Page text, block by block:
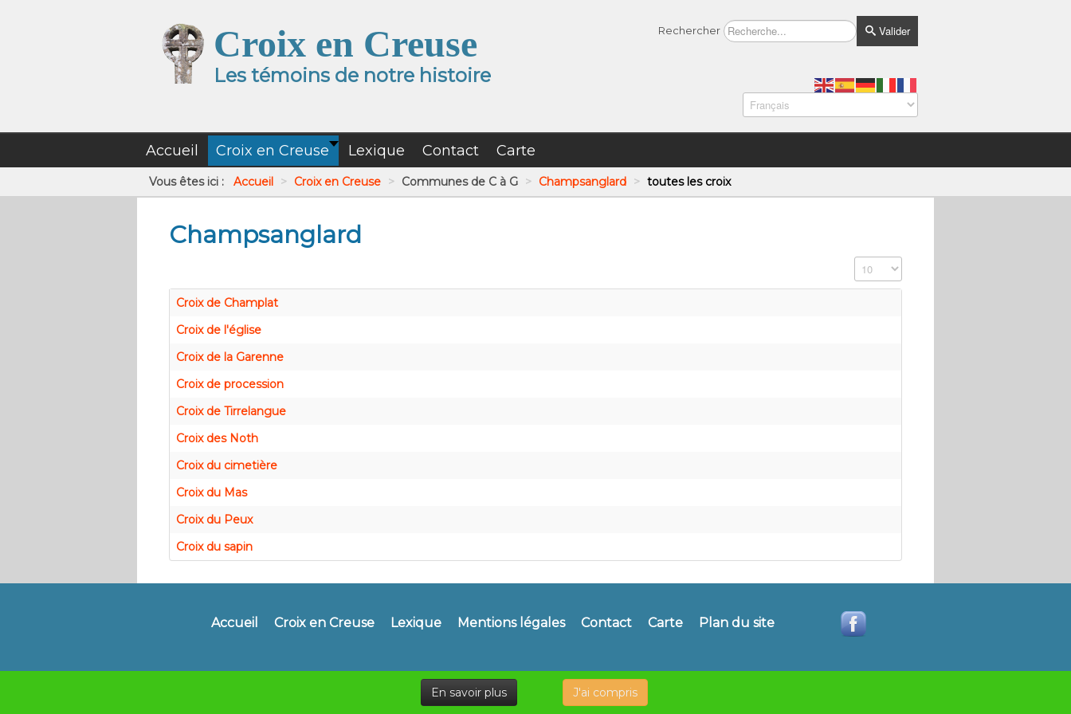
Croix en Creuse
Les témoins de notre histoire
Rechercher Valider
Accueil Croix en Creuse Lexique Contact Carte
Vous êtes ici : Accueil > Croix en Creuse > Communes de C à G > Champsanglard > toutes les croix
Champsanglard
Affichage #
Croix de Champlat
Croix de l'église
Croix de la Garenne
Croix de procession
Croix de Tirrelangue
Croix des Noth
Croix du cimetière
Croix du Mas
Croix du Peux
Croix du sapin
Accueil Croix en Creuse Lexique Mentions légales Contact Carte Plan du site
En savoir plus J'ai compris